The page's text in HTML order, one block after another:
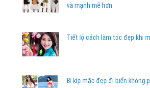
và mạnh mẽ hơn
Tiết lộ cách làm tóc đẹp khi
Bí kíp mặc đẹp đi biển không